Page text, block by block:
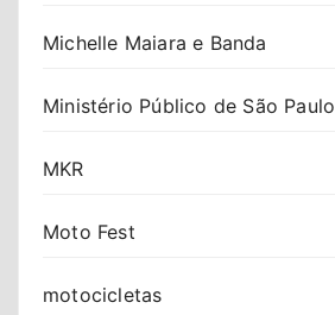
Michelle Maiara e Banda
Ministério Público de São Paulo
MKR
Moto Fest
motocicletas